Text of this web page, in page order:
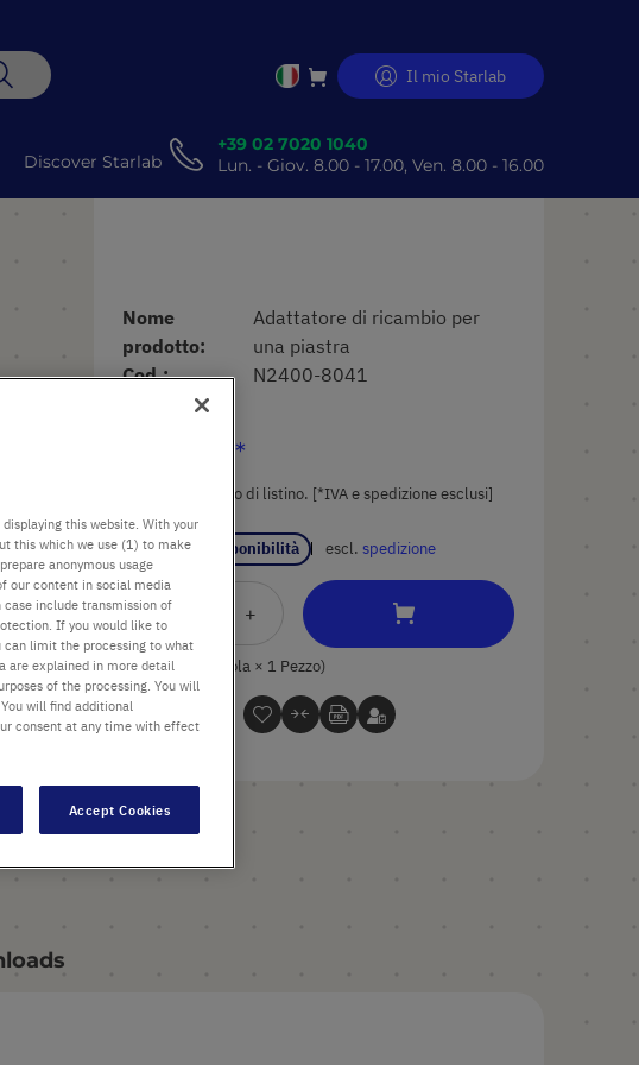
Salta
Il mio Starlab
Discover Starlab
+39 02 7020 1040
Lun. - Giov. 8.00 - 17.00, Ven. 8.00 - 16.00
Nome
prodotto
Adattatore di ricambio per
una piastra
Cod.
N2400-8041
Il prezzo è quello di listino. [*IVA e spedizione esclusi]
Verificare disponibilità escl.spedizione
- +
Aggiungi
1 Pezzo (1 Scatola × 1 Pezzo)
this website. With your
this which we use (1) to make
anonymous usage
our content in social media
case include transmission of
If you would like to
can limit the processing to what
are explained in more detail
of the processing. You will
will find additional
consent at any time with effect
Accept Cookies